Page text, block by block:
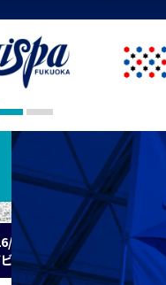
27 明治安田J1リーグ 第2節
スパ福岡 vs セレッソ大阪